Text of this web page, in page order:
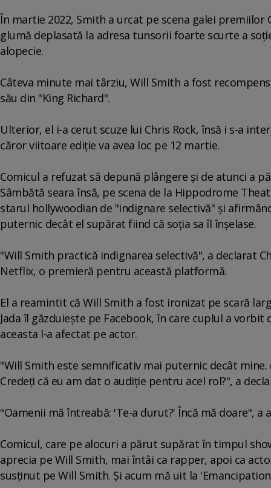
În martie 2022, Smith a urcat pe scena galei premiilor
glumă deplasată la adresa tunsorii foarte scurte a
alopecie.
Câteva minute mai târziu, Will Smith a fost
său din "King Richard".
Ulterior, el i-a cerut scuze lui Chris Rock, însă i s-a
căror viitoare ediţie va avea loc pe 12 martie.
Comicul a refuzat să depună plângere şi de atunci a
Sâmbătă seara însă, pe scena de la Hippodrome
starul hollywoodian de "indignare selectivă" şi
puternic decât el supărat fiind că soţia sa îl înşelase.
"Will Smith practică indignarea selectivă", a declarat
Netflix, o premieră pentru această platformă.
El a reamintit că Will Smith a fost ironizat pe scară
Jada îl găzduieşte pe Facebook, în care cuplul a
aceasta l-a afectat pe actor.
"Will Smith este semnificativ mai puternic decât
Credeţi că eu am dat o audiţie pentru acel rol?", a
"Oamenii mă întreabă: 'Te-a durut?' Încă mă doare",
Comicul, care pe alocuri a părut supărat în timpul
aprecia pe Will Smith, mai întâi ca rapper, apoi ca
susţinut pe Will Smith. Şi acum mă uit la